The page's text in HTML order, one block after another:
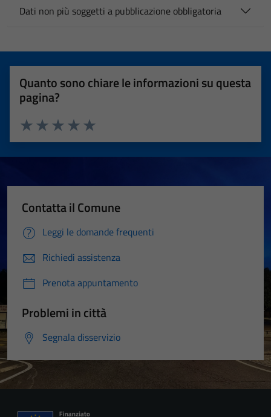
Dati non più soggetti a pubblicazione obbligatoria
Quanto sono chiare le informazioni su questa
pagina?
Valuta 5 stelle su 5
Valuta 4 stelle su 5
Valuta 3 stelle su 5
Valuta 2 stelle su 5
Valuta 1 stelle su 5
Contatta il Comune
Leggi le domande frequenti
Richiedi assistenza
Prenota appuntamento
Problemi in città
Segnala disservizio